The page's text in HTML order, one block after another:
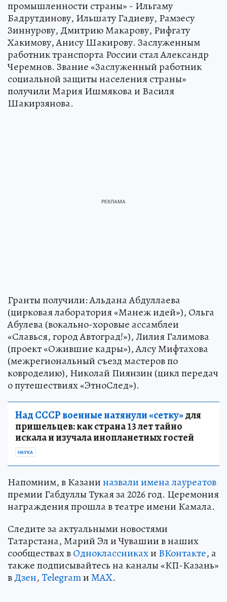
промышленности страны» - Ильгаму
Бадрутдинову, Ильшату Гадиеву, Рамзесу
Зиннурову, Дмитрию Макарову, Рифгату
Хакимову, Анису Шакирову. Заслуженным
работник транспорта России стал Александр
Черемнов. Звание «Заслуженный работник
социальной защиты населения страны»
получили Мария Ишмякова и Василя
Шакирзянова.
Гранты получили: Альдана Абдуллаева
(цирковая лаборатория «Манеж идей»), Ольга
Абулева (вокально-хоровые ассамблеи
«Славься, город Автоград!»), Лилия Галимова
(проект «Ожившие кадры»), Алсу Мифтахова
(межрегиональный съезд мастеров по
ковроделию), Николай Пиянзин (цикл передач
о путешествиях «ЭтноСлед»).
Над СССР военные натянули «сетку»для
пришельцев: как страна 13 лет тайно
искала и изучала инопланетных гостей
НАУКА
Напомним, в Казаниназвали имена лауреатов
премии Габдуллы Тукая за 2026 год. Церемония
награждения прошла в театре имени Камала.
Следите за актуальными новостями
Татарстана, Марий Эл и Чувашии в наших
сообществах вОдноклассникахи ВКонтакте, а
также подписывайтесь на каналы «КП-Казань»
вДзен,TelegramиMAX.